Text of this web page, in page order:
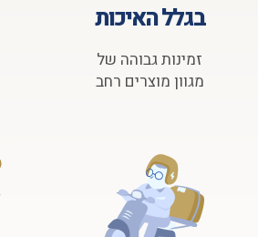
בגלל האיכות
זמינות גבוהה של
מגוון מוצרים רחב